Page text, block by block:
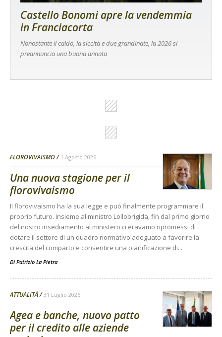
Castello Bonomi apre la vendemmia
in Franciacorta
Nonostante il caldo, la siccità e due grandinate, la 2026 si
preannuncia una buona annata
FLOROVIVAISMO 1 Agosto 2026
Una nuova stagione per il
florovivaismo
Il florovivaismo ha la sua legge e può finalmente programmare il
proprio futuro. Insieme al ministro Lollobrigida, fin dal primo giorno
del nostro insediamento al ministero ci eravamo ripromessi di
dotare il settore di un quadro normativo adeguato a favorire la
crescita del comparto e consentire una pianificazione di...
Di Patrizio La Pietra -
ATTUALITÀ 31 Luglio 2026
Agea e banche, nuovo patto
per il credito alle aziende